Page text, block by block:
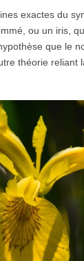
exactes du
ou un iris,
que le
théorie reliant